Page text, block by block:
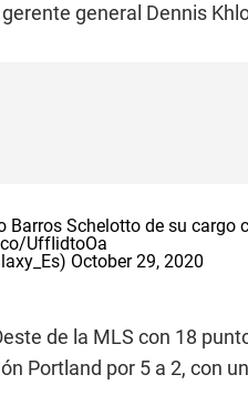
general Dennis
Schelotto de su cargo
UffIidtoOa
October 29, 2020
de la MLS con 18
Portland por 5 a 2, con